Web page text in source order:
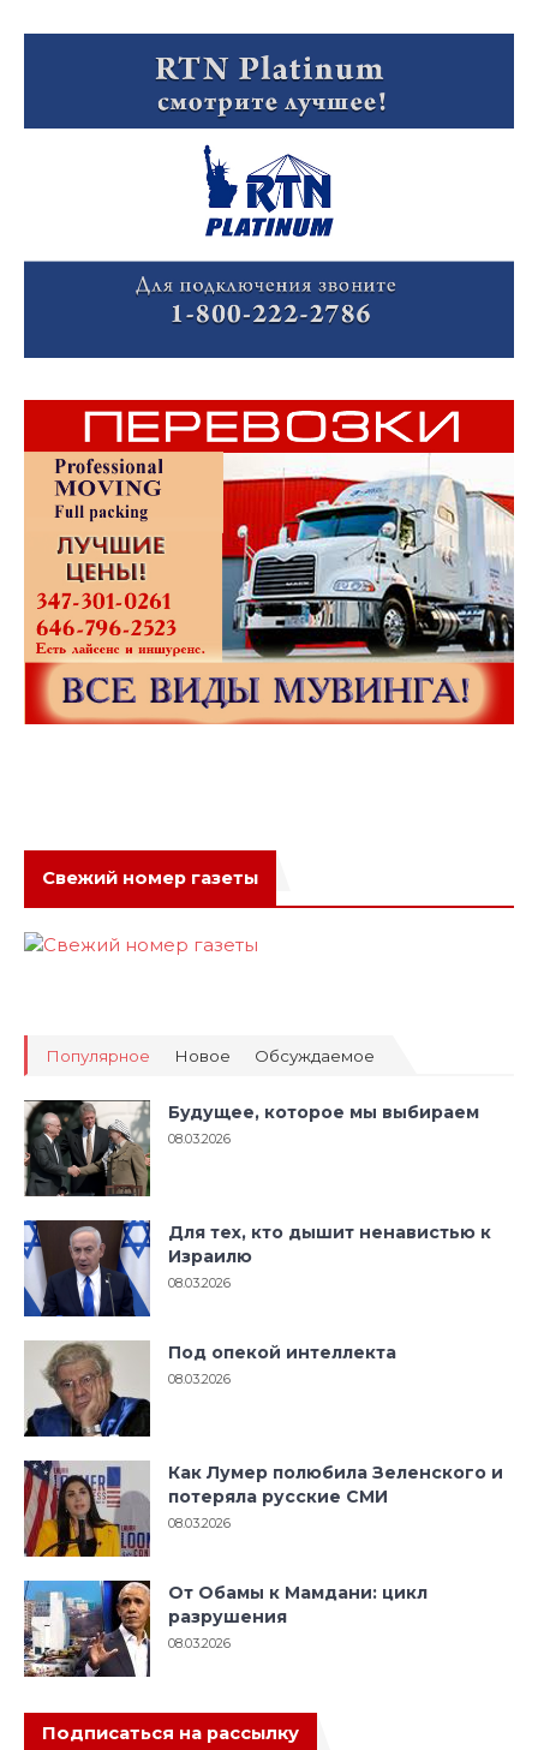
Свежий номер газеты
Популярное Новое Обсуждаемое
Будущее, которое мы выбираем
08.03.2026
Для тех, кто дышит ненавистью к
Израилю
08.03.2026
Под опекой интеллекта
08.03.2026
Как Лумер полюбила Зеленского и
потеряла русские СМИ
08.03.2026
От Обамы к Мамдани: цикл
разрушения
08.03.2026
Подписаться на рассылку